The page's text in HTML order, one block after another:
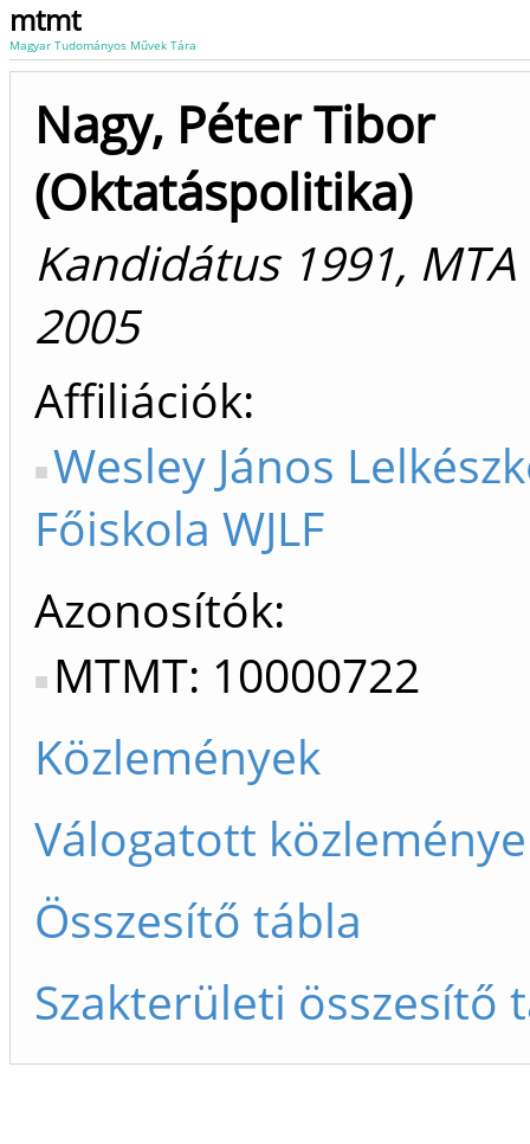
mtmt
Magyar Tudományos Művek Tára
Nagy, Péter Tibor
(Oktatáspolitika)
Kandidátus 1991,
2005
Affiliációk
Wesley János
Főiskola WJLF
Azonosítók
MTMT: 10000722
Közlemények
Válogatott
Összesítő tábla
Szakterületi összesítő